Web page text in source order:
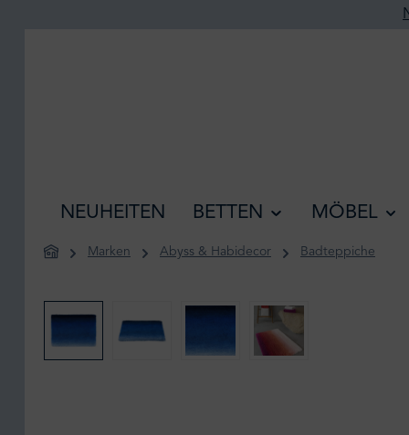
NEUHEITEN BETTEN MÖBEL
Marken Abyss & Habidecor Badteppiche